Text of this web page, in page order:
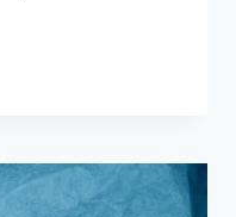
ein
als sie